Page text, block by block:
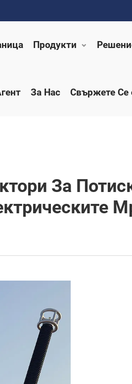
Продукти
За Нас Свържете Се
За